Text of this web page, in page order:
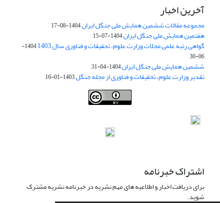
آخرین اخبار
مجموعه مقالات ششمین همایش ملی جنگل ایران1404-08-17
هفتمین همایش ملی جنگل ایران1404-07-15
گواهی رتبه علمی مجلات وزارت علوم، تحقیقات و فناوری سال 1403
1404-
06-30
ششمین همایش ملی جنگل ایران1404-04-31
تقدیر وزارت علوم، تحقیقات و فناوری از مجله جنگل1403-01-16
اشتراک خبرنامه
برای دریافت اخبار و اطلاعیه های مهم نشریه در خبرنامه نشریه مشترک
شوید.